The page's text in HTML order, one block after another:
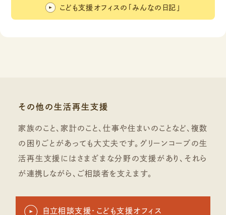
こども支援オフィスの「みんなの日記」
その他の生活再生支援
家族のこと、家計のこと、仕事や住まいのことなど、複数
の困りごとがあっても大丈夫です。グリーンコープの生
活再生支援にはさまざまな分野の支援があり、それら
が連携しながら、ご相談者を支えます。
自立相談支援・こども支援オフィス